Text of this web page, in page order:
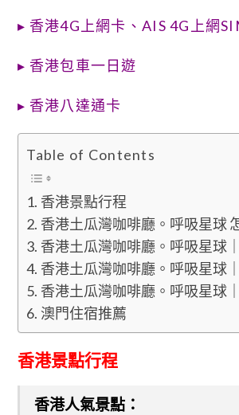
▸ 香港4G上網卡 、AIS 4G上網
▸ 香港包車一日遊
▸ 香港八達通卡
Table of Contents
香港景點行程
香港土瓜灣咖啡廳。呼吸星球
香港土瓜灣咖啡廳。呼吸星球
香港土瓜灣咖啡廳。呼吸星球
香港土瓜灣咖啡廳。呼吸星球
澳門住宿推薦
香港景點行程
香港人氣景點：